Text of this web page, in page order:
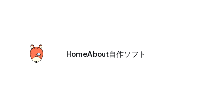
HomeAbout自作ソフト